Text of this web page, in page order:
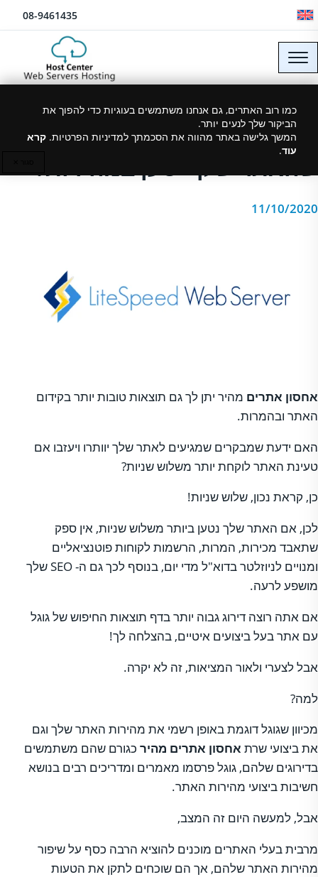
דלג לתוכן 08-9461435
כמו רוב האתרים, גם אנחנו משתמשים בעוגיות כדי להפוך את
הביקור שלך לנעים יותר.
המשך גלישה באתר מהווה את הסכמתך למדיניות הפרטיות. קרא
עוד.
כיצד לבחור אחסון אתרים
מהיר לאינטרנט כדי לוודא
11/10/2020
אחסון אתרים מהיר יתן לך גם תוצאות טובות יותר בקידום
האתר ובהמרות.
האם ידעת שמבקרים שמגיעים לאתר שלך יוותרו ויעזבו אם
טעינת האתר לוקחת יותר משלוש שניות?
כן, קראת נכון, שלוש שניות!
לכן, אם האתר שלך נטען ביותר משלוש שניות, אין ספק
שתאבד מכירות, המרות, הרשמות לקוחות פוטנציאליים
ומנויים לניוזלטר בדוא"ל מדי יום, בנוסף לכך גם ה- SEO שלך
מושפע לרעה.
אם אתה רוצה דירוג גבוה יותר בדף תוצאות החיפוש של גוגל
עם אתר בעל ביצועים איטיים, בהצלחה לך!
אבל לצערי ולאור המציאות, זה לא יקרה.
למה?
מכיוון שגוגל דוגמת באופן רשמי את מהירות האתר שלך וגם
את ביצועי שרת אחסון אתרים מהיר כגורם שהם משתמשים
בדירוגים שלהם, גוגל פרסמו מאמרים ומדריכים רבים בנושא
חשיבות ביצועי מהירות האתר.
אבל, למעשה היום זה המצב,
מרבית בעלי האתרים מוכנים להוציא הרבה כסף על שיפור
מהירות האתר שלהם, אך הם שוכחים לתקן את הטעות